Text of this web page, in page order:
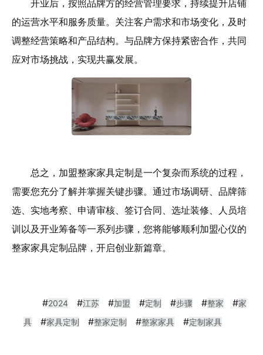
开业后，按照品牌方的经营管理要求，持续提升店铺
的运营水平和服务质量。关注客户需求和市场变化，及时
调整经营策略和产品结构。与品牌方保持紧密合作，共同
应对市场挑战，实现共赢发展。
总之，加盟整家家具定制是一个复杂而系统的过程，
需要您充分了解并掌握关键步骤。通过市场调研、品牌筛
选、实地考察、申请审核、签订合同、选址装修、人员培
训以及开业筹备等一系列步骤，您将能够顺利加盟心仪的
整家家具定制品牌，开启创业新篇章。
#2024 #江苏 #加盟 #定制 #步骤 #整家 #家
具
#家具定制 #整家定制 #整家家具 #定制家具